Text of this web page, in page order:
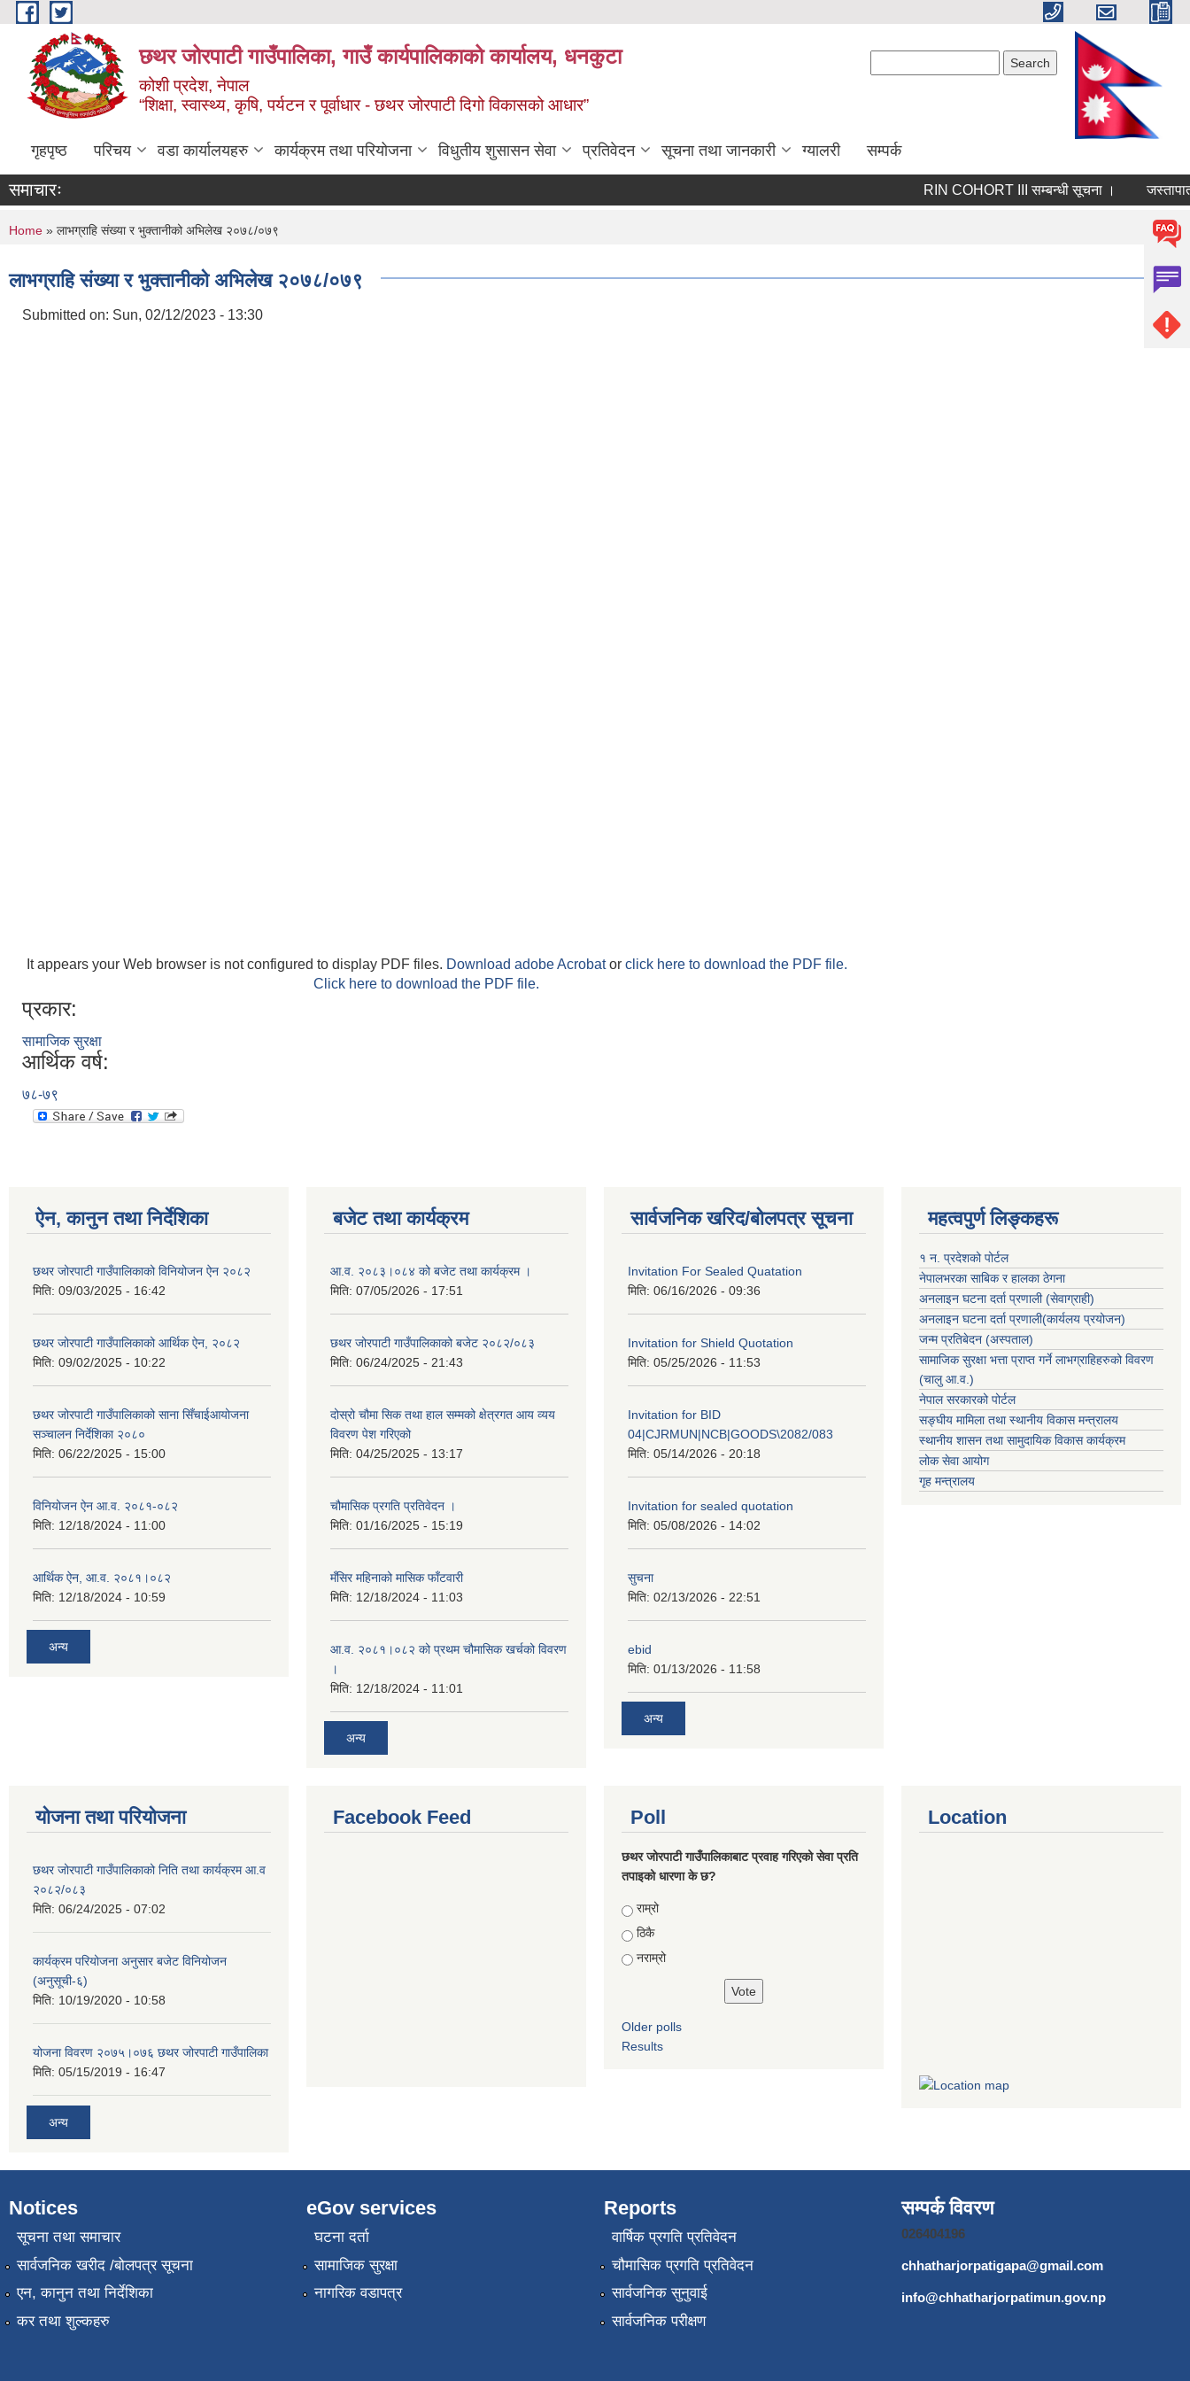
Skip to main content
छथर जोरपाटी गाउँपालिका, गाउँ कार्यपालिकाको कार्यालय, धनकुटा
कोशी प्रदेश, नेपाल
“शिक्षा, स्वास्थ्य, कृषि, पर्यटन र पूर्वाधार - छथर जोरपाटी दिगो विकासको आधार”
गृहपृष्ठ परिचय वडा कार्यालयहरु कार्यक्रम तथा परियोजना विधुतीय शुसासन सेवा प्रतिवेदन सूचना तथा जानकारी ग्यालरी सम्पर्क
समाचारः RIN COHORT III सम्बन्धी सूचना ।
You are here
Home » लाभग्राहि संख्या र भुक्तानीको अभिलेख २०७८/०७९
लाभग्राहि संख्या र भुक्तानीको अभिलेख २०७८/०७९
Submitted on: Sun, 02/12/2023 - 13:30
It appears your Web browser is not configured to display PDF files. Download adobe Acrobator click here to download the PDF file.
Click here to download the PDF file.
प्रकार:
सामाजिक सुरक्षा
आर्थिक वर्ष:
७८-७९
ऐन, कानुन तथा निर्देशिका
छथर जोरपाटी गाउँपालिकाको विनियोजन ऐन २०८२
मिति: 09/03/2025 - 16:42
छथर जोरपाटी गाउँपालिकाको आर्थिक ऐन, २०८२
मिति: 09/02/2025 - 10:22
छथर जोरपाटी गाउँपालिकाको साना सिँचाईआयोजना
सञ्चालन निर्देशिका २०८०
मिति: 06/22/2025 - 15:00
विनियोजन ऐन आ.व. २०८१-०८२
मिति: 12/18/2024 - 11:00
आर्थिक ऐन, आ.व. २०८१।०८२
मिति: 12/18/2024 - 10:59
अन्य
बजेट तथा कार्यक्रम
आ.व. २०८३।०८४ को बजेट तथा कार्यक्रम ।
मिति: 07/05/2026 - 17:51
छथर जोरपाटी गाउँपालिकाको बजेट २०८२/०८३
मिति: 06/24/2025 - 21:43
दोस्रो चौमा सिक तथा हाल सम्मको क्षेत्रगत आय व्यय
विवरण पेश गरिएको
मिति: 04/25/2025 - 13:17
चौमासिक प्रगति प्रतिवेदन ।
मिति: 01/16/2025 - 15:19
मँसिर महिनाको मासिक फाँटवारी
मिति: 12/18/2024 - 11:03
आ.व. २०८१।०८२ को प्रथम चौमासिक खर्चको विवरण
।
मिति: 12/18/2024 - 11:01
अन्य
सार्वजनिक खरिद/बोलपत्र सूचना
Invitation For Sealed Quatation
मिति: 06/16/2026 - 09:36
Invitation for Shield Quotation
मिति: 05/25/2026 - 11:53
Invitation for BID
04|CJRMUN|NCB|GOODS\2082/083
मिति: 05/14/2026 - 20:18
Invitation for sealed quotation
मिति: 05/08/2026 - 14:02
सुचना
मिति: 02/13/2026 - 22:51
ebid
मिति: 01/13/2026 - 11:58
अन्य
महत्वपुर्ण लिङ्कहरू
१ न. प्रदेशको पोर्टल
नेपालभरका साबिक र हालका ठेगना
अनलाइन घटना दर्ता प्रणाली (सेवाग्राही)
अनलाइन घटना दर्ता प्रणाली(कार्यलय प्रयोजन)
जन्म प्रतिबेदन (अस्पताल)
सामाजिक सुरक्षा भत्ता प्राप्त गर्ने लाभग्राहिहरुको विवरण
(चालु आ.व.)
नेपाल सरकारको पोर्टल
सङ्घीय मामिला तथा स्थानीय विकास मन्त्रालय
स्थानीय शासन तथा सामुदायिक विकास कार्यक्रम
लोक सेवा आयोग
गृह मन्त्रालय
योजना तथा परियोजना
छथर जोरपाटी गाउँपालिकाको निति तथा कार्यक्रम आ.व
२०८२/०८३
मिति: 06/24/2025 - 07:02
कार्यक्रम परियोजना अनुसार बजेट विनियोजन
(अनुसूची-६)
मिति: 10/19/2020 - 10:58
योजना विवरण २०७५।०७६ छथर जोरपाटी गाउँपालिका
मिति: 05/15/2019 - 16:47
अन्य
Facebook Feed Poll
छथर जोरपाटी गाउँपालिकाबाट प्रवाह गरिएको सेवा प्रति
तपाइको धारणा के छ?
Choices
राम्रो
ठिकै
नराम्रो
Older polls
Results
Location
Notices
सूचना तथा समाचार
सार्वजनिक खरीद /बोलपत्र सूचना
एन, कानुन तथा निर्देशिका
कर तथा शुल्कहरु
eGov services
घटना दर्ता
सामाजिक सुरक्षा
नागरिक वडापत्र
Reports
वार्षिक प्रगति प्रतिवेदन
चौमासिक प्रगति प्रतिवेदन
सार्वजनिक सुनुवाई
सार्वजनिक परीक्षण
सम्पर्क विवरण
026404196
chhatharjorpatigapa@gmail.com
info@chhatharjorpatimun.gov.np